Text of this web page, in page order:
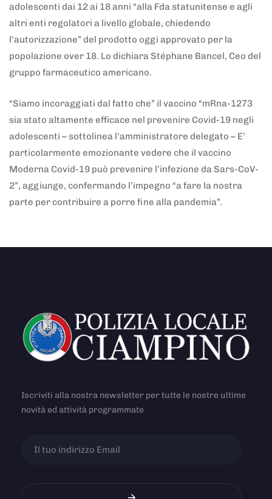
adolescenti dai 12 ai 18 anni “alla Fda statunitense e agli
altri enti regolatori a livello globale, chiedendo
l’autorizzazione” del prodotto oggi approvato per la
popolazione over 18. Lo dichiara Stéphane Bancel, Ceo del
gruppo farmaceutico americano.
“Siamo incoraggiati dal fatto che” il vaccino “mRna-1273
sia stato altamente efficace nel prevenire Covid-19 negli
adolescenti – sottolinea l’amministratore delegato – E’
particolarmente emozionante vedere che il vaccino
Moderna Covid-19 può prevenire l’infezione da Sars-CoV-
2”, aggiunge, confermando l’impegno “a fare la nostra
parte per contribuire a porre fine alla pandemia”.
Iscriviti alla nostra newsletter per tutte le nostre ultime
novità ed attività programmate